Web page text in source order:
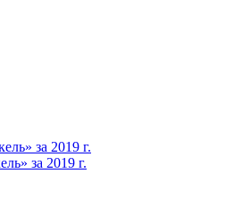
за 2019 г.
за 2019 г.